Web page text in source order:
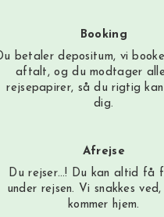
Booking
betaler depositum, vi
aftalt, og du modtager
rejsepapirer, så du rigtig
dig.
Afrejse
Du rejser…! Du kan altid få
under rejsen. Vi snakkes
kommer hjem.